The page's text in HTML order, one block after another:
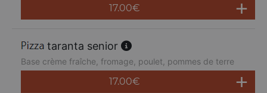
17.00€
taranta senior
Base crème fraîche, fromage, poulet, pommes de terre
17.00€